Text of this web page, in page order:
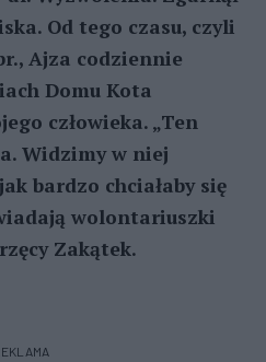
Od tego czasu, czyli
Ajza codziennie
Domu Kota
człowieka. „Ten
Widzimy w niej
bardzo chciałaby się
wolontariuszki
Zakątek.